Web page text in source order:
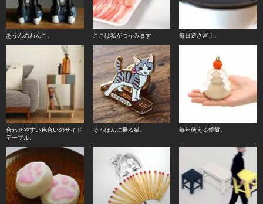
あうんのわんこ。 ここは私がつかみます 毎日逆さ富士。
合わせやすい色合いのサイド
テーブル。
そろばんに乗る猫。 毎年使える鏡餅。